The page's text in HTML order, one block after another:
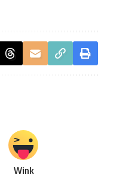
Wink